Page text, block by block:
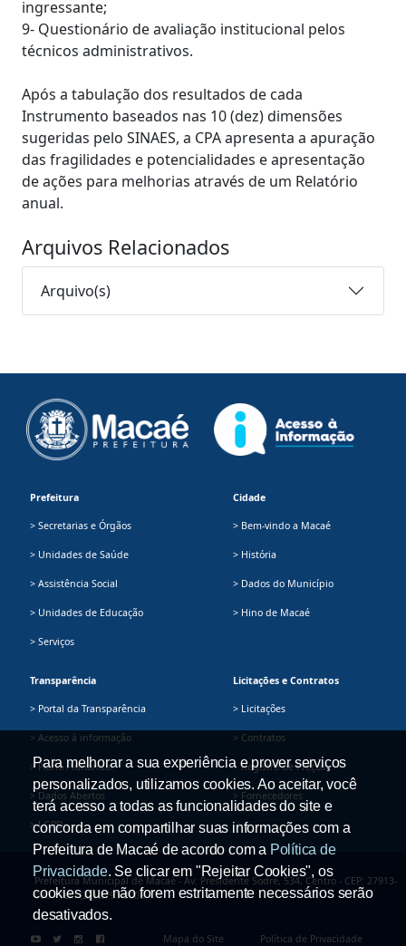
ingressante;
9- Questionário de avaliação institucional pelos
técnicos administrativos.
Após a tabulação dos resultados de cada
Instrumento baseados nas 10 (dez) dimensões
sugeridas pelo SINAES, a CPA apresenta a apuração
das fragilidades e potencialidades e apresentação
de ações para melhorias através de um Relatório
anual.
Arquivos Relacionados
Arquivo(s)
Prefeitura
> Secretarias e Órgãos
> Unidades de Saúde
> Assistência Social
> Unidades de Educação
> Serviços
Cidade
> Bem-vindo a Macaé
> História
> Dados do Município
> Hino de Macaé
Transparência
> Portal da Transparência
> Acesso à informação
> Plano Plurianual
> Dados Abertos
> LGPD
Licitações e Contratos
> Licitações
> Contratos
> Registro de Preços
> Fornecedores
Prefeitura Municipal de Macaé - Av. Presidente Sodré, 534, Centro - CEP: 27913-
080 - Tel.: (22) 2791-9008
Mapa do Site Política de Privacidade
Para melhorar a sua experiência e prover serviços
personalizados, utilizamos cookies. Ao aceitar, você
terá acesso a todas as funcionalidades do site e
concorda em compartilhar suas informações com a
Prefeitura de Macaé de acordo com a Política de
Privacidade. Se clicar em "Rejeitar Cookies", os
cookies que não forem estritamente necessários serão
desativados.